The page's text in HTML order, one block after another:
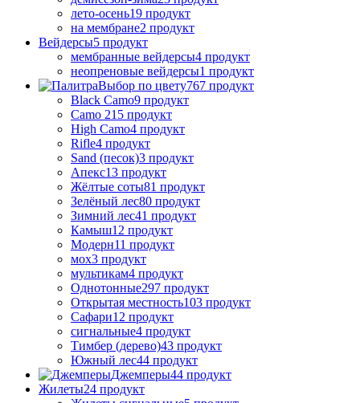
лето-осень19 продукт
на мембране2 продукт
Вейдерсы5 продукт
мембранные вейдерсы4 продукт
неопреновые вейдерсы1 продукт
Выбор по цвету767 продукт
Black Camo9 продукт
Camo 21 5 продукт
High Camo4 продукт
Rifle4 продукт
Sand (песок)3 продукт
Апекс13 продукт
Жёлтые соты81 продукт
Зелёный лес80 продукт
Зимний лес41 продукт
Камыш12 продукт
Модерн11 продукт
мох3 продукт
мультикам4 продукт
Однотонные297 продукт
Открытая местность103 продукт
Сафари12 продукт
сигнальные4 продукт
Тимбер (дерево)43 продукт
Южный лес44 продукт
Джемперы44 продукт
Жилеты24 продукт